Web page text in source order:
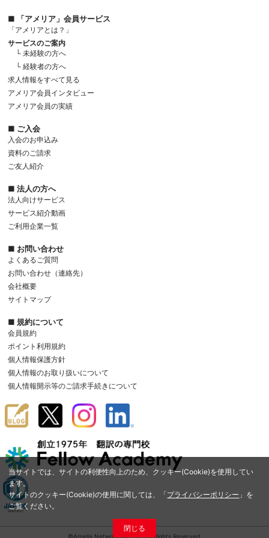
当サイトでは、サイトの利便性向上のため、クッキー(Cookie)を使用してい
ます。
サイトのクッキー(Cookie)の使用に関しては、「プライバシーポリシー 」を
ご覧ください。
閉じる
■ 「アメリア」会員サービス
「アメリアとは？」
サービスのご案内
└ 未経験の方へ
└ 経験者の方へ
求人情報をすべて見る
アメリア会員インタビュー
アメリア会員の実績
■ ご入会
入会のお申込み
資料のご請求
ご友人紹介
■ 法人の方へ
法人向けサービス
サービス紹介動画
ご利用企業一覧
■ お問い合わせ
よくあるご質問
お問い合わせ（連絡先）
会社概要
サイトマップ
■ 規約について
会員規約
ポイント利用規約
個人情報保護方針
個人情報のお取り扱いについて
個人情報開示等のご請求手続きについて
©Amelia Network Co.,Ltd. All Rights Reserved.